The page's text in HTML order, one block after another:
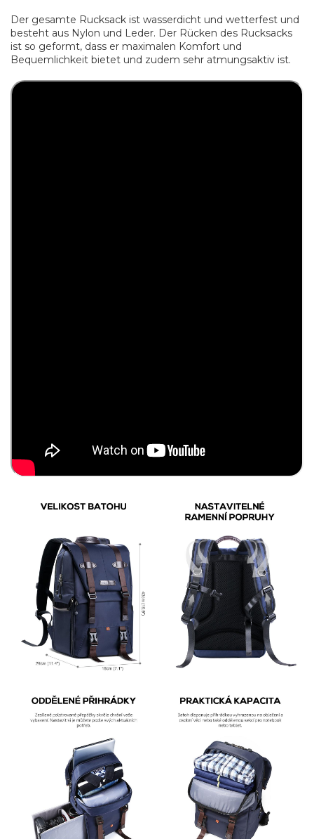
Der gesamte Rucksack ist wasserdicht und wetterfest und
besteht aus Nylon und Leder. Der Rücken des Rucksacks
ist so geformt, dass er maximalen Komfort und
Bequemlichkeit bietet und zudem sehr atmungsaktiv ist.